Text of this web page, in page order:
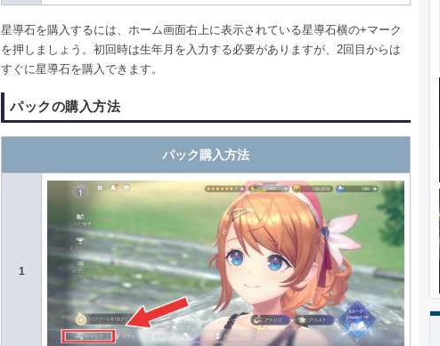
星導石を購入するには、ホーム画面右上に表示されている星導石横の+マーク
を押しましょう。初回時は生年月を入力する必要がありますが、2回目からは
すぐに星導石を購入できます。
パックの購入方法
パック購入方法
1